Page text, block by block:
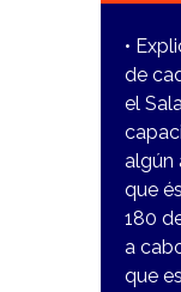
•
de
el
algún
que
180
a
que